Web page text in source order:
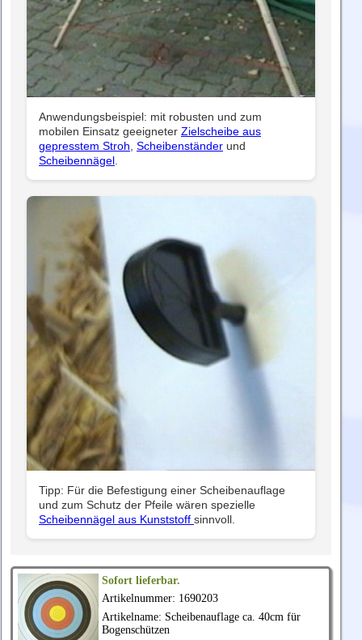
Anwendungsbeispiel: mit robusten und zum
mobilen Einsatz geeigneter Zielscheibe aus
gepresstem Stroh Scheibenständer und
Scheibennägel
Tipp: Für die Befestigung einer Scheibenauflage
und zum Schutz der Pfeile wären spezielle
Scheibennägel aus Kunststoff sinnvoll.
Sofort lieferbar.
Artikelnummer: 1690203
Artikelname: Scheibenauflage ca. 40cm für
Bogenschützen